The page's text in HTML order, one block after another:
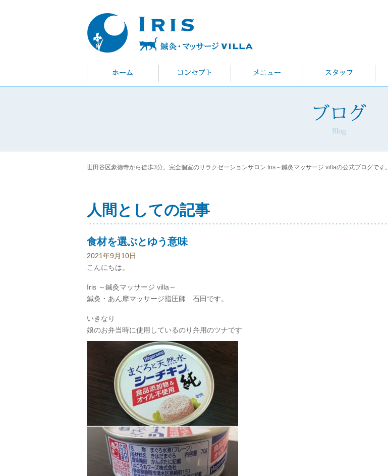
世田谷区豪徳寺から徒歩3分。完全個室のリラクゼーションサロン Iris～鍼灸マッサージ villaの公式ブログです。
人間としての記事
食材を選ぶとゆう意味
2021年9月10日
こんにちは。
Iris ～鍼灸マッサージ villa～
鍼灸・あん摩マッサージ指圧師 石田です。
いきなり
娘のお弁当時に使用しているのり弁用のツナです